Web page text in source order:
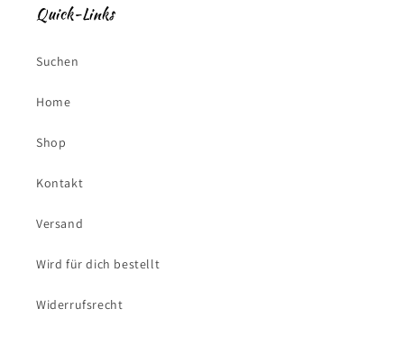
Quick-Links
Suchen
Home
Shop
Kontakt
Versand
Wird für dich bestellt
Widerrufsrecht